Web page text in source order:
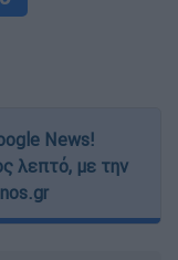
News!
λεπτό, με την